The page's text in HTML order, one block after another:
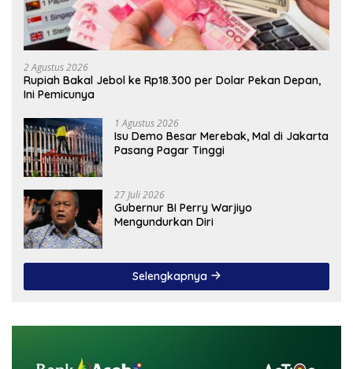
2 Agustus 2026
Rupiah Bakal Jebol ke Rp18.300 per Dolar Pekan Depan,
Ini Pemicunya
1 Agustus 2026
Isu Demo Besar Merebak, Mal di Jakarta
Pasang Pagar Tinggi
27 Juli 2026
Gubernur BI Perry Warjiyo
Mengundurkan Diri
Selengkapnya